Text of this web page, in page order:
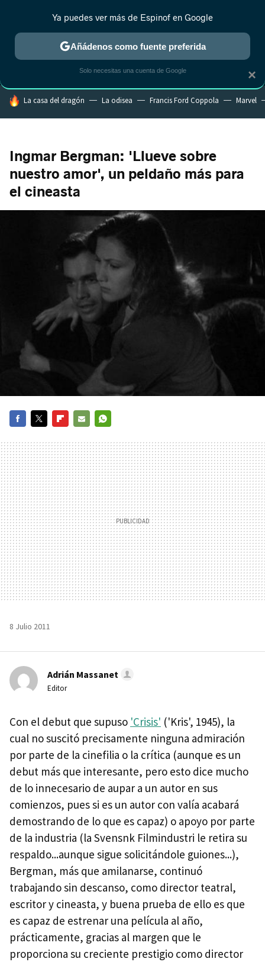
MENÚ NUEVO
ESTRENOS REALITY ANIME RANKINGS CINE
HOY SE HABLA DE
La casa del dragón La odisea Francis Ford Coppola Marvel
Ingmar Bergman: 'Llueve sobre
nuestro amor', un peldaño más para
el cineasta
MAIL
8 Julio 2011
Adrián Massanet
Editor
Con el debut que supuso 'Crisis' ('Kris', 1945), la
cual no suscitó precisamente ninguna admiración
por parte de la cinefilia o la crítica (aunque es un
debut más que interesante, pero esto dice mucho
de lo innecesario de aupar a un autor en sus
comienzos, pues si es un autor con valía acabará
demostrando de lo que es capaz) o apoyo por parte
de la industria (la Svensnk Filmindustri le retira su
respaldo...aunque sigue solicitándole guiones...),
Bergman, más que amilanarse, continuó
trabajando sin descanso, como director teatral,
escritor y cineasta, y buena prueba de ello es que
es capaz de estrenar una película al año,
prácticamente, gracias al margen que le
proporciona su creciente prestigio como director
×
Ya puedes ver más de Espinof en Google
Añádenos como fuente preferida
Solo necesitas una cuenta de Google